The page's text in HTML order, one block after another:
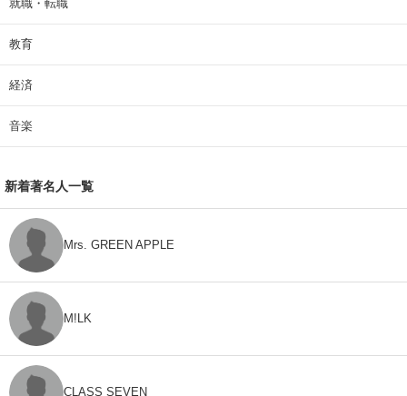
就職・転職
教育
経済
音楽
新着著名人一覧
Mrs. GREEN APPLE
M!LK
CLASS SEVEN